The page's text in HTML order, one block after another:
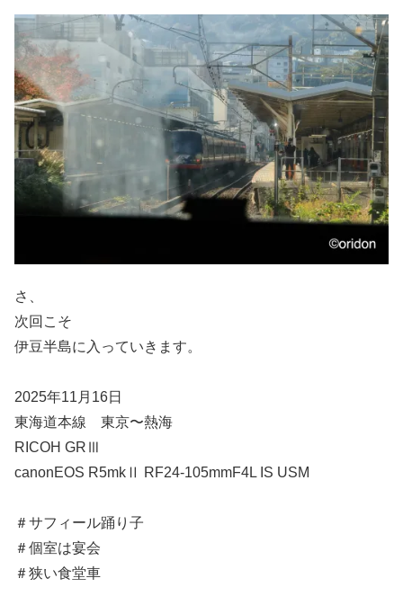
さ、
次回こそ
伊豆半島に入っていきます。
2025年11月16日
東海道本線 東京〜熱海
RICOH GRⅢ
canonEOS R5mkⅡ RF24-105mmF4L IS USM
＃サフィール踊り子
＃個室は宴会
＃狭い食堂車